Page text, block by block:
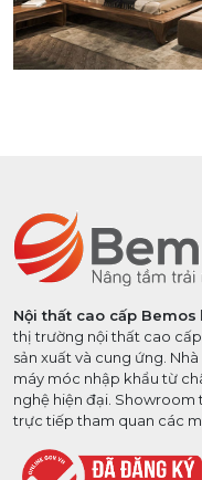
Nội thất cao cấp Bemos
thị trường nội thất cao
sản xuất và cung ứng.
máy móc nhập khẩu từ
nghệ hiện đại.
trực tiếp tham quan các